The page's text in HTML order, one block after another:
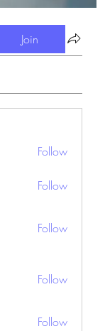
Join
Follow
Follow
Follow
Follow
Follow